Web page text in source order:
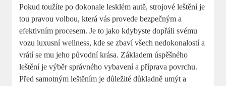
Pokud toužíte po dokonale lesklém autě, strojové leštění je
tou pravou volbou, která vás provede bezpečným a
efektivním‌ procesem.‍ Je ⁣to jako‍ kdybyste dopřáli svému
vozu luxusní wellness, ‌kde⁣ se zbaví všech nedokonalostí a⁤
vrátí se mu jeho původní krása. Základem‌ úspěšného
⁣leštění je výběr‌ správného vybavení a příprava povrchu.
⁢Před samotným leštěním je ⁤důležité důkladně umýt a